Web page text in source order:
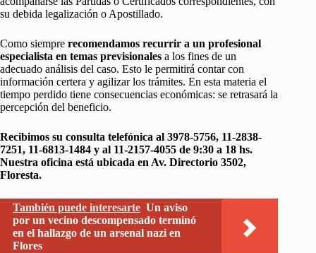
su debida legalización o Apostillado.
Como siempre recomendamos recurrir a un profesional
especialista en temas previsionales a los fines de un
adecuado análisis del caso. Esto le permitirá contar con
información certera y agilizar los trámites. En esta materia el
tiempo perdido tiene consecuencias económicas: se retrasará la
percepción del beneficio.
Recibimos su consulta telefónica al 3978-5756, 11-2838-
7251, 11-6813-1484 y al 11-2157-4055 de 9:30 a 18 hs.
Nuestra oficina está ubicada en Av. Directorio 3502,
Floresta.
También puede interesarte Un aviso
por un vecino descompensado terminó
en el hallazgo de un arsenal nazi en
Flores